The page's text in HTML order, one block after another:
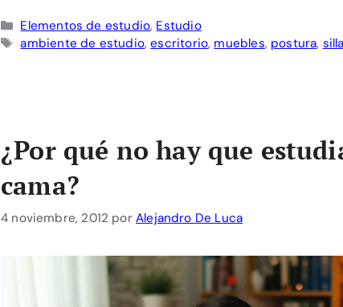
Categorías
Elementos de estudio, Estudio
Etiquetas
ambiente de estudio,escritorio, muebles, postura, silla
¿Por qué no hay que
cama?
4 noviembre, 2012 por Alejandro De Luca